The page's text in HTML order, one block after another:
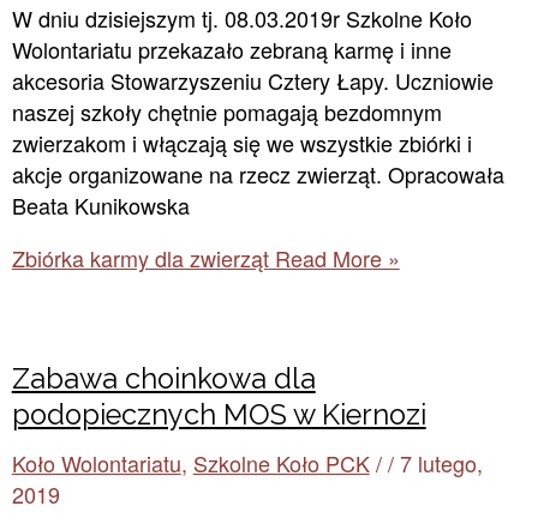
W dniu dzisiejszym tj. 08.03.2019r Szkolne Koło
Wolontariatu przekazało zebraną karmę i inne
akcesoria Stowarzyszeniu Cztery Łapy. Uczniowie
naszej szkoły chętnie pomagają bezdomnym
zwierzakom i włączają się we wszystkie zbiórki i
akcje organizowane na rzecz zwierząt. Opracowała
Beata Kunikowska
Zbiórka karmy dla zwierzątRead More »
Zabawa choinkowa dla
podopiecznych MOS w Kiernozi
Koło Wolontariatu, Szkolne Koło PCK//7 lutego,
2019